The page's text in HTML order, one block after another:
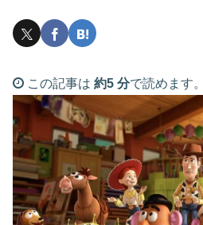
この記事は 約5 分で読めます。